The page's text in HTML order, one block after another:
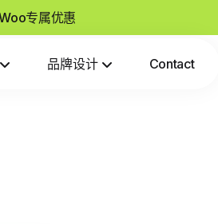
专属优惠
品牌设计 Contact